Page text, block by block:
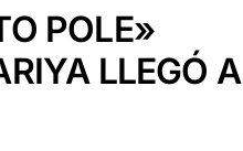
POLE»
LLEGÓ A